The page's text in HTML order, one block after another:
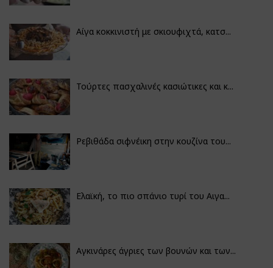
Αίγα κοκκινιστή με σκιουφιχτά, κατσ...
Τούρτες πασχαλινές κασιώτικες και κ...
Ρεβιθάδα σιφνέικη στην κουζίνα του...
Ελαϊκή, το πιο σπάνιο τυρί του Αιγα...
Αγκινάρες άγριες των βουνών και των...